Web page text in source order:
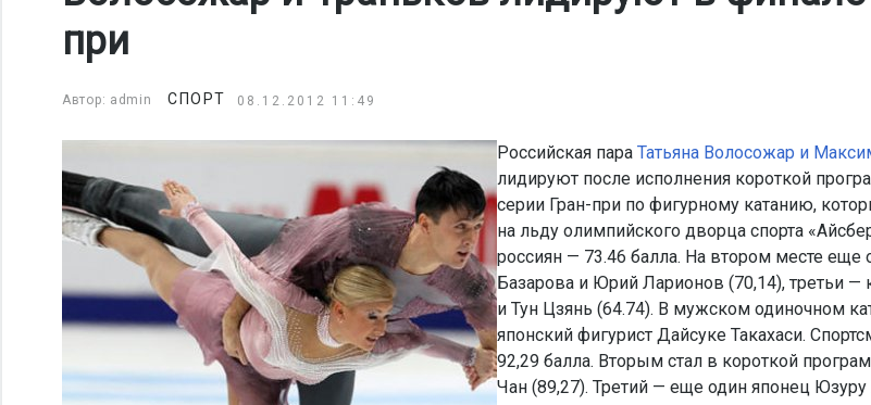
при
Автор: admin СПОРТ 08.12.2012 11:49
Российская пара Татьяна Волосожар и
лидируют после исполнения короткой
серии Гран-при по фигурному катанию,
на льду олимпийского дворца спорта
россиян — 73.46 балла. На втором месте еще
Базарова и Юрий Ларионов (70,14), третьи
и Тун Цзянь (64.74). В мужском одиночном
японский фигурист Дайсуке Такахаси.
92,29 балла. Вторым стал в короткой
Чан (89,27). Третий — еще один японец